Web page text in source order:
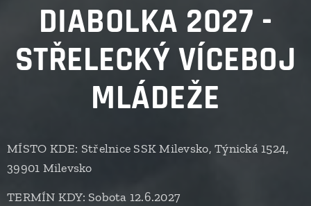
DIABOLKA 2027 -
STŘELECKÝ VÍCEBOJ
MLÁDEŽE
MÍSTO KDE: Střelnice SSK Milevsko, Týnická 1524,
39901 Milevsko
TERMÍN KDY: Sobota 12.6.2027